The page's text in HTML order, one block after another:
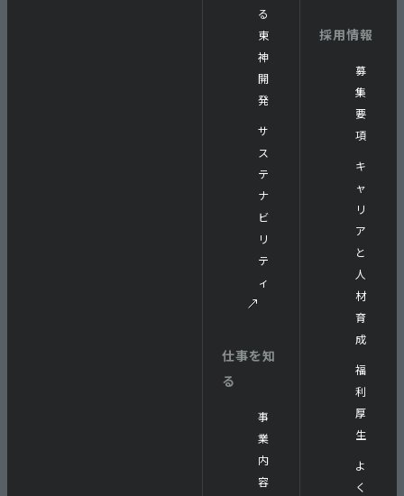
る
東
神
開
発
サ
ス
テ
ナ
ビ
リ
テ
ィ
仕事を知
る
事
業
内
容
採用情報
募
集
要
項
キ
ャ
リ
ア
と
人
材
育
成
福
利
厚
生
よ
く